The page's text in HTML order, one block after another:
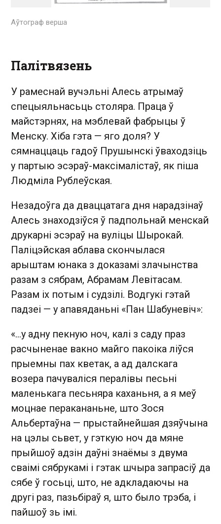
Аўтограф верша
Палітвязень
У рамеснай вучэльні Алесь атрымаў
спецыяльнасьць столяра. Праца ў
майстэрнях, на мэблевай фабрыцы ў
Менску. Хіба гэта — яго доля? У
сямнаццаць гадоў Прушынскі ўваходзіць
у партыю эсэраў-максімалістаў, як піша
Людміла Рублеўская.
Незадоўга да дваццатага дня нарадзінаў
Алесь знаходзіўся ў падпольнай менскай
друкарні эсэраў на вуліцы Шырокай.
Паліцэйская аблава скончылася
арыштам юнака з доказамі злачынства
разам з сябрам, Абрамам Левітасам.
Разам іх потым і судзілі. Водгукі гэтай
падзеі — у апавяданьні «Пан Шабуневіч»:
«...у адну пекную ноч, калi з саду праз
расчыненае вакно майго пакоiка лiўся
прыемны пах кветак, а ад далскага
возера пачувалiся пералiвы песьнi
маленькага песьняра каханьня, а я меў
моцнае перакананьне, што Зося
Альбертаўна — прыстайнейшая дзяўчына
на цэлы сьвет, у гэткую ноч да мяне
прыйшоў адзiн даўнi знаёмы з двума
сваiмi сябрукамi i гэтак шчыра запрасiў да
сябе ў госьцi, што, не адкладаючы на
другi раз, пазьбiраў я, што было трэба, i
пайшоў зь iмi.